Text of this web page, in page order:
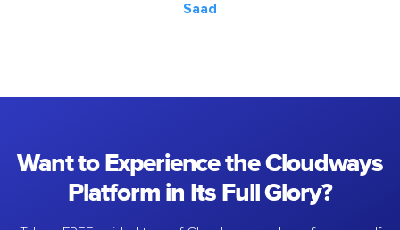
Saad
Want to Experience the Cloudways
Platform in Its Full Glory?